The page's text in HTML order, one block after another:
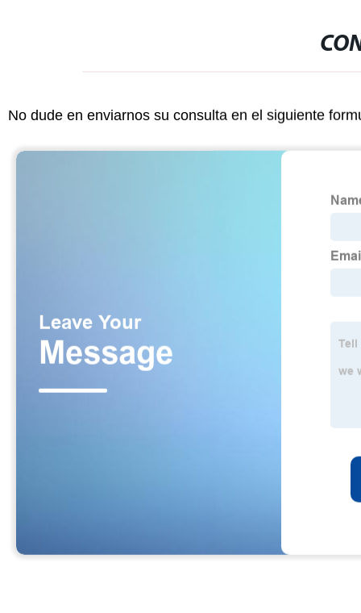
No dude en enviarnos su consulta en el siguiente